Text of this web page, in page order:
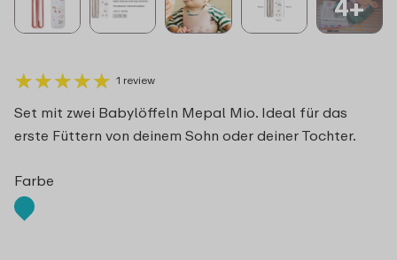
4+
★★★★★
★★★★★ 1 review
Set mit zwei Babylöffeln Mepal Mio. Ideal für das
erste Füttern von deinem Sohn oder deiner Tochter.
Farbe